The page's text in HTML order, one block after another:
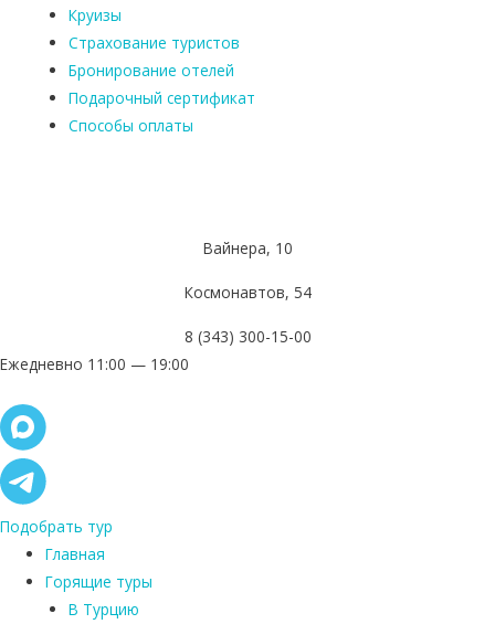
Круизы
Страхование туристов
Бронирование отелей
Подарочный сертификат
Способы оплаты
Вайнера, 10
Космонавтов, 54
8 (343) 300-15-00
Ежедневно 11:00 — 19:00
Подобрать тур
Главная
Горящие туры
В Турцию